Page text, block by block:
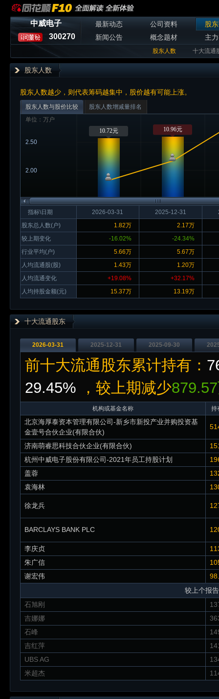
中威电子
300270
最新动态 公司资料
股
新闻公告
概念题材 主
股东人数 十大流通
股东人数
股东人数越少，则代表筹码越集中，股价越有可能上涨。
股东人数与股价比较
股东人数增减量排名
单位：万户
2.00
2.50
10.72元 10.96元
指标\日期
股东总人数(户)
较上期变化
行业平均(户)
人均流通股(股)
人均流通变化
人均持股金额(元)
2026-03-31 2025-12-31
1.82万
2.17万
-16.02%
-24.34%
5.66万
5.67万
1.43万
1.20万
+19.08%
+32.17%
15.37万
13.19万
十大流通股东
2026-03-31 2025-12-31 2025-09-30
前十大流通股东累计持有：
29.45% ，较上期减少
机构或基金名称 持
北京海厚泰资本管理有限公司-新乡市新投产业并购投资基
金壹号合伙企业(有限合伙)
济南萌睿思科技合伙企业(有限合伙)
杭州中威电子股份有限公司-2021年员工持股计划
盖蓉
袁海林
徐龙兵
BARCLAYS BANK PLC
李庆贞
朱广信
谢宏伟
较上个报
石旭刚
吉娜娜
石峰
吉红萍
UBS AG
米超杰